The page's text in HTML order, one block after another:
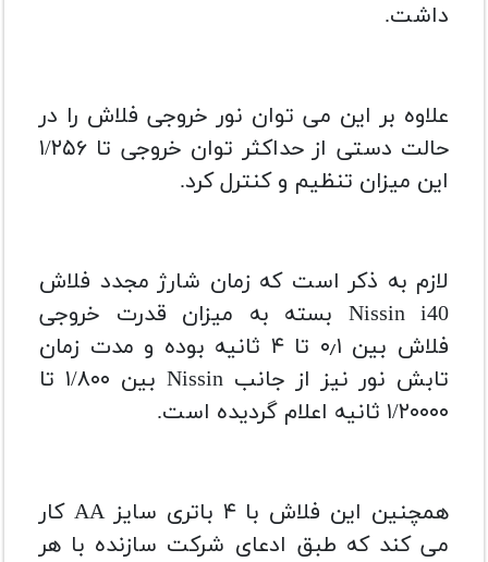
داشت.
علاوه بر این می ‌توان نور خروجی فلاش را در
حالت دستی از حداکثر توان خروجی تا ۱/۲۵۶
این میزان تنظیم و کنترل کرد.
لازم به ذکر است که زمان شارژ مجدد فلاش
Nissin i40 بسته به میزان قدرت خروجی
فلاش بین ۰٫۱ تا ۴ ثانیه بوده و مدت ‌زمان
تابش نور نیز از جانب Nissin بین ۱/۸۰۰ تا
۱/۲۰۰۰۰ ثانیه اعلام گردیده است.
همچنین این فلاش با ۴ باتری سایز AA کار
می ‌کند که طبق ادعای شرکت سازنده با هر